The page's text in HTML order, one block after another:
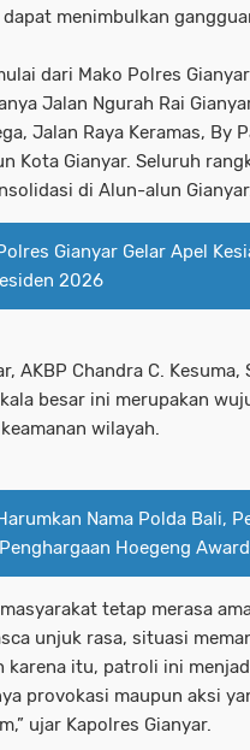
menimbulkan
dari Mako Polres
Jalan Ngurah Rai
Jalan Raya Keramas, By
Kota Gianyar. Seluruh
di Alun-alun Gianyar.
Gianyar Gelar Apel
2026
AKBP Chandra C. Kesuma,
besar ini merupakan
wilayah.
Nama Polda Bali,
Hoegeng
tetap merasa
unjuk rasa, situasi
karena itu, patroli ini
provokasi maupun aksi
ujar Kapolres Gianyar.